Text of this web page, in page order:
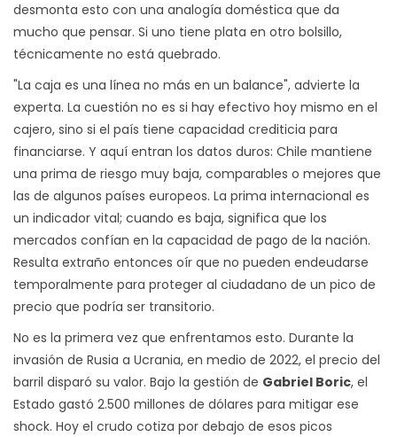
desmonta esto con una analogía doméstica que da
mucho que pensar. Si uno tiene plata en otro bolsillo,
técnicamente no está quebrado.
"La caja es una línea no más en un balance", advierte la
experta. La cuestión no es si hay efectivo hoy mismo en el
cajero, sino si el país tiene capacidad crediticia para
financiarse. Y aquí entran los datos duros: Chile mantiene
una prima de riesgo muy baja, comparables o mejores que
las de algunos países europeos. La prima internacional es
un indicador vital; cuando es baja, significa que los
mercados confían en la capacidad de pago de la nación.
Resulta extraño entonces oír que no pueden endeudarse
temporalmente para proteger al ciudadano de un pico de
precio que podría ser transitorio.
No es la primera vez que enfrentamos esto. Durante la
invasión de Rusia a Ucrania, en medio de 2022, el precio del
barril disparó su valor. Bajo la gestión de Gabriel Boric, el
Estado gastó 2.500 millones de dólares para mitigar ese
shock. Hoy el crudo cotiza por debajo de esos picos